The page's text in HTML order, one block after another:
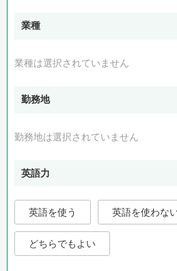
業種
業種は選択されていません
勤務地
勤務地は選択されていません
英語力
英語を使う 英語を使わな
どちらでもよい